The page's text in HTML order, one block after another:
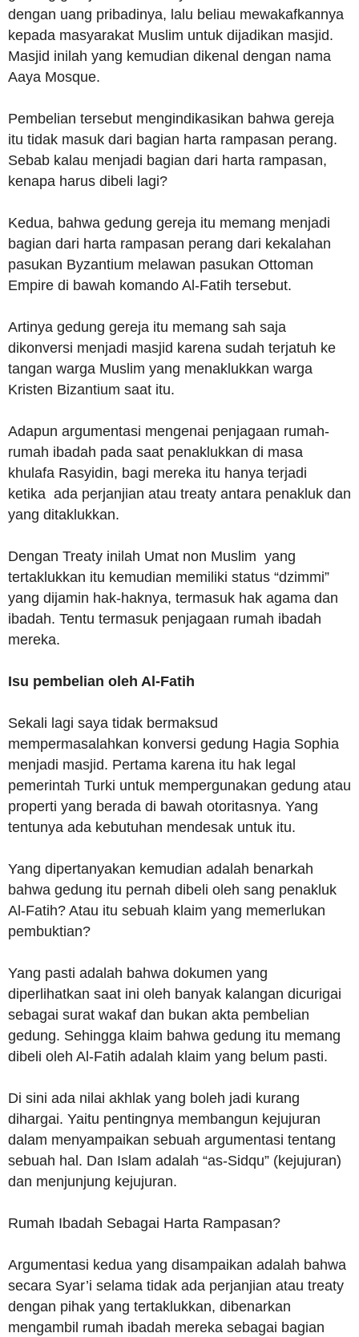
dengan uang pribadinya, lalu beliau mewakafkannya
kepada masyarakat Muslim untuk dijadikan masjid.
Masjid inilah yang kemudian dikenal dengan nama
Aaya Mosque.
Pembelian tersebut mengindikasikan bahwa gereja
itu tidak masuk dari bagian harta rampasan perang.
Sebab kalau menjadi bagian dari harta rampasan,
kenapa harus dibeli lagi?
Kedua, bahwa gedung gereja itu memang menjadi
bagian dari harta rampasan perang dari kekalahan
pasukan Byzantium melawan pasukan Ottoman
Empire di bawah komando Al-Fatih tersebut.
Artinya gedung gereja itu memang sah saja
dikonversi menjadi masjid karena sudah terjatuh ke
tangan warga Muslim yang menaklukkan warga
Kristen Bizantium saat itu.
Adapun argumentasi mengenai penjagaan rumah-
rumah ibadah pada saat penaklukkan di masa
khulafa Rasyidin, bagi mereka itu hanya terjadi
ketika ada perjanjian atau treaty antara penakluk dan
yang ditaklukkan.
Dengan Treaty inilah Umat non Muslim yang
tertaklukkan itu kemudian memiliki status “dzimmi”
yang dijamin hak-haknya, termasuk hak agama dan
ibadah. Tentu termasuk penjagaan rumah ibadah
mereka.
Isu pembelian oleh Al-Fatih
Sekali lagi saya tidak bermaksud
mempermasalahkan konversi gedung Hagia Sophia
menjadi masjid. Pertama karena itu hak legal
pemerintah Turki untuk mempergunakan gedung atau
properti yang berada di bawah otoritasnya. Yang
tentunya ada kebutuhan mendesak untuk itu.
Yang dipertanyakan kemudian adalah benarkah
bahwa gedung itu pernah dibeli oleh sang penakluk
Al-Fatih? Atau itu sebuah klaim yang memerlukan
pembuktian?
Yang pasti adalah bahwa dokumen yang
diperlihatkan saat ini oleh banyak kalangan dicurigai
sebagai surat wakaf dan bukan akta pembelian
gedung. Sehingga klaim bahwa gedung itu memang
dibeli oleh Al-Fatih adalah klaim yang belum pasti.
Di sini ada nilai akhlak yang boleh jadi kurang
dihargai. Yaitu pentingnya membangun kejujuran
dalam menyampaikan sebuah argumentasi tentang
sebuah hal. Dan Islam adalah “as-Sidqu” (kejujuran)
dan menjunjung kejujuran.
Rumah Ibadah Sebagai Harta Rampasan?
Argumentasi kedua yang disampaikan adalah bahwa
secara Syar’i selama tidak ada perjanjian atau treaty
dengan pihak yang tertaklukkan, dibenarkan
mengambil rumah ibadah mereka sebagai bagian